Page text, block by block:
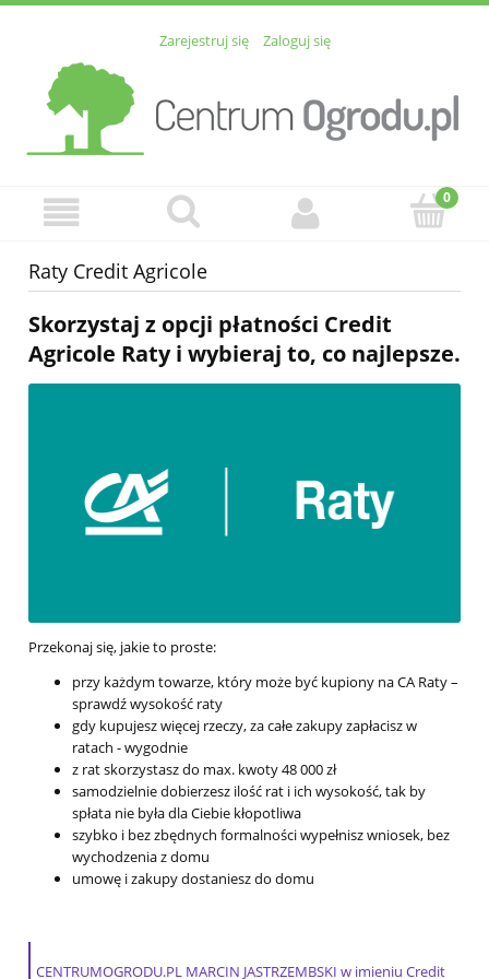
Zarejestruj się Zaloguj się
Raty Credit Agricole
Skorzystaj z opcji płatności Credit
Agricole Raty i wybieraj to, co najlepsze.
Przekonaj się, jakie to proste:
przy każdym towarze, który może być kupiony na CA Raty –
sprawdź wysokość raty
gdy kupujesz więcej rzeczy, za całe zakupy zapłacisz w
ratach - wygodnie
z rat skorzystasz do max. kwoty 48 000 zł
samodzielnie dobierzesz ilość rat i ich wysokość, tak by
spłata nie była dla Ciebie kłopotliwa
szybko i bez zbędnych formalności wypełnisz wniosek, bez
wychodzenia z domu
umowę i zakupy dostaniesz do domu
CENTRUMOGRODU.PL MARCIN JASTRZEMBSKI w imieniu Credit